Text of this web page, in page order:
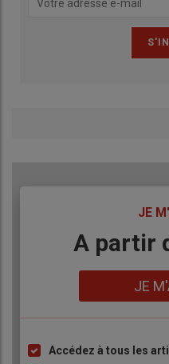
JE
BodyA partir
JE
ListeAccédez à tous les